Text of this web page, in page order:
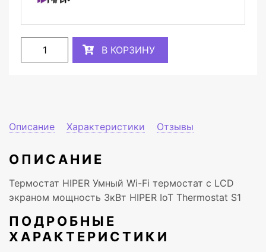
В КОРЗИНУ
Описание Характеристики Отзывы
ОПИСАНИЕ
Термостат HIPER Умный Wi-Fi термостат с LCD
экраном мощность 3кВт HIPER IoT Thermostat S1
ПОДРОБНЫЕ
ХАРАКТЕРИСТИКИ